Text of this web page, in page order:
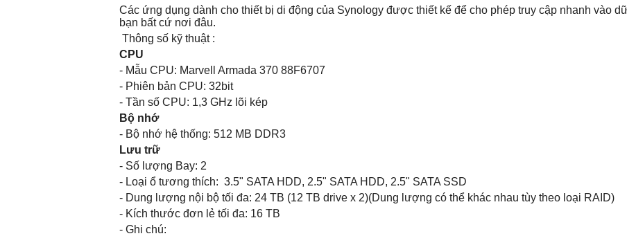
Các ứng dụng dành cho thiết bị di động của Synology được thiết kế để cho phép truy cập nhanh vào
bạn bất cứ nơi đâu.
Thông số kỹ thuật :
CPU
- Mẫu CPU: Marvell Armada 370 88F6707
- Phiên bản CPU: 32bit
- Tần số CPU: 1,3 GHz lõi kép
Bộ nhớ
- Bộ nhớ hệ thống: 512 MB DDR3
Lưu trữ
- Số lượng Bay: 2
- Loại ổ tương thích: 3.5" SATA HDD, 2.5" SATA HDD, 2.5" SATA SSD
- Dung lượng nội bộ tối đa: 24 TB (12 TB drive x 2)(Dung lượng có thể khác nhau tùy theo loại RAID)
- Kích thước đơn lẻ tối đa: 16 TB
- Ghi chú: